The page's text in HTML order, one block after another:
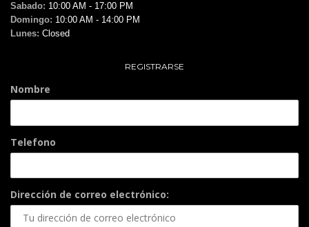
Sabado: 10:00 AM - 17:00 PM
Domingo: 10:00 AM - 14:00 PM
Lunes: Closed
REGISTRARSE
Nombre
Telefono
Dirección de correo electrónico: